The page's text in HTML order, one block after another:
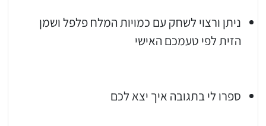
ניתן ורצוי לשחק עם כמויות המלח פלפל ושמן
הזית לפי טעמכם האישי
ספרו לי בתגובה איך יצא לכם